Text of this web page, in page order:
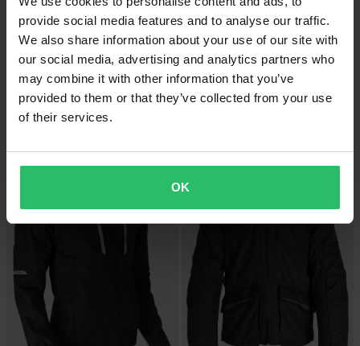
provide social media features and to analyse our traffic.
We also share information about your use of our site with
our social media, advertising and analytics partners who
may combine it with other information that you’ve
provided to them or that they’ve collected from your use
of their services.
OK
Från979 kr -47%
1 849 kr
3 Recensioner
Från1 159 kr -34%
1 769 kr